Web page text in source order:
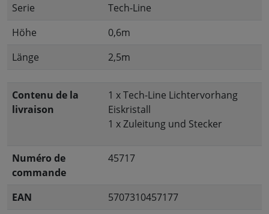
Serie
Tech-Line
Höhe
0,6m
Länge
2,5m
Contenu de la
livraison
1 x Tech-Line Lichtervorhang
Eiskristall
1 x Zuleitung und Stecker
Numéro de
commande
45717
EAN
5707310457177